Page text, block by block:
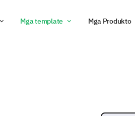
Mga template Mga Produkto